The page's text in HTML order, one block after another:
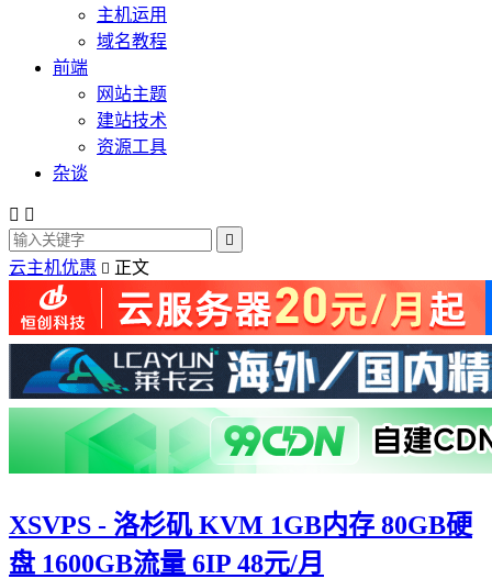
主机运用
域名教程
前端
网站主题
建站技术
资源工具
杂谈
 

云主机优惠  正文
XSVPS - 洛杉矶 KVM 1GB内存 80GB硬
盘 1600GB流量 6IP 48元/月